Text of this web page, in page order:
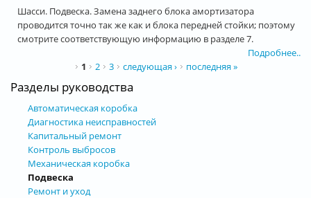
Шасси. Подвеска. Замена заднего блока амортизатора
проводится точно так же как и блока передней стойки; поэтому
смотрите соответствующую информацию в разделе 7.
Подробнее..
1 2 3 следующая › последняя »
Разделы руководства
Автоматическая коробка
Диагностика неисправностей
Капитальный ремонт
Контроль выбросов
Механическая коробка
Подвеска
Ремонт и уход